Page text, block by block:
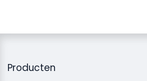
Producten